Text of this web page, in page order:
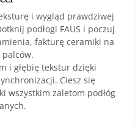
i wygląd prawdziwej
podłogi FAUS i poczuj
fakturę ceramiki na
i głębię tekstur dzięki
Ciesz się
wszystkim zaletom podłóg